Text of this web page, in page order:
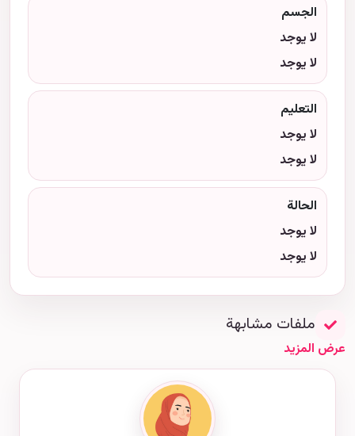
الجسم
لا يوجد
لا يوجد
التعليم
لا يوجد
لا يوجد
الحالة
لا يوجد
لا يوجد
ملفات مشابهة
عرض المزيد